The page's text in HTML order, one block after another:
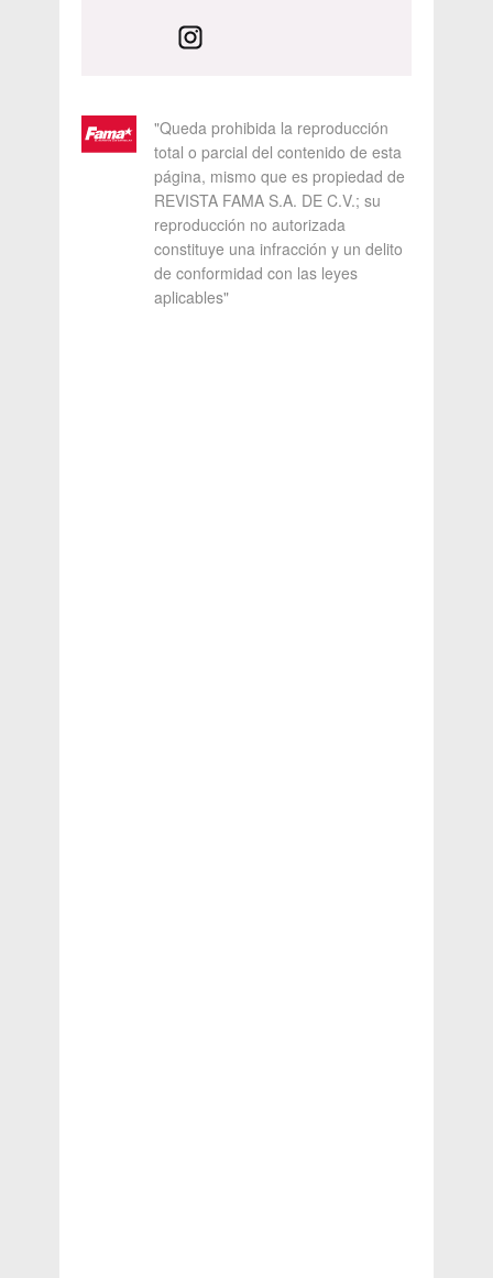
"Queda prohibida la reproducción
total o parcial del contenido de esta
página, mismo que es propiedad de
REVISTA FAMA S.A. DE C.V.; su
reproducción no autorizada
constituye una infracción y un delito
de conformidad con las leyes
aplicables"